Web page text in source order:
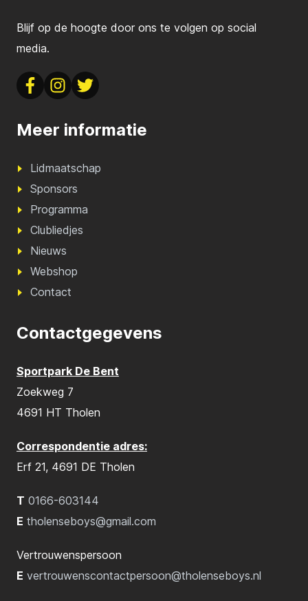
Blijf op de hoogte door ons te volgen op social
media.
Meer informatie
Lidmaatschap
Sponsors
Programma
Clubliedjes
Nieuws
Webshop
Contact
Contactgegevens
Sportpark De Bent
Zoekweg 7
4691 HT Tholen
Correspondentie adres:
Erf 21, 4691 DE Tholen
T 0166-603144
E tholenseboys@gmail.com
Vertrouwenspersoon
E vertrouwenscontactpersoon@tholenseboys.nl